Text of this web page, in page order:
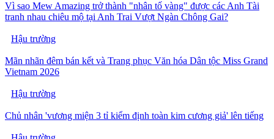
Vì sao Mew Amazing trở thành "nhân tố vàng" được các Anh Tài
tranh nhau chiêu mộ tại Anh Trai Vượt Ngàn Chông Gai?
Hậu trường
Mãn nhãn đêm bán kết và Trang phục Văn hóa Dân tộc Miss Grand
Vietnam 2026
Hậu trường
Chủ nhân 'vương miện 3 tỉ kiểm định toàn kim cương giả' lên tiếng